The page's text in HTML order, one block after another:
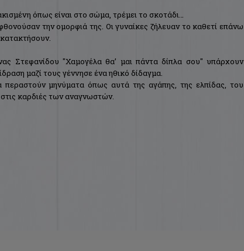
όπως είναι στο σώμα, τρέμει το σκοτάδι…
την ομορφιά της. Οι γυναίκες ζήλευαν το καθετί επάνω
Στεφανίδου "Χαμογέλα θα’ μαι πάντα δίπλα σου" υπάρχουν
μαζί τους γέννησε ένα ηθικό δίδαγμα.
μηνύματα όπως αυτά της αγάπης, της ελπίδας, του
καρδιές των αναγνωστών.